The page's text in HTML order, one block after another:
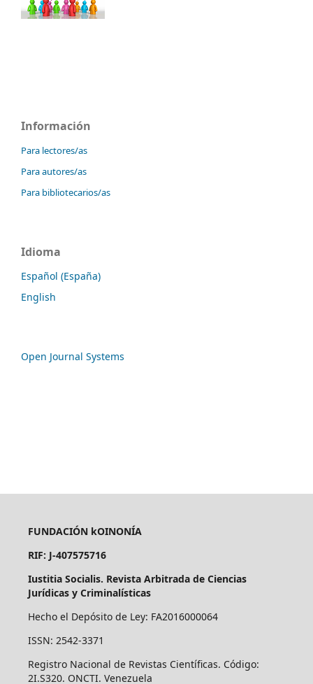
Información
Para lectores/as
Para autores/as
Para bibliotecarios/as
Idioma
Español (España)
English
Open Journal Systems
FUNDACIÓN kOINONÍA
RIF: J-407575716
Iustitia Socialis. Revista Arbitrada de Ciencias
Jurídicas y Criminalísticas
Hecho el Depósito de Ley: FA2016000064
ISSN: 2542-3371
Registro Nacional de Revistas Científicas. Código:
2I.S320. ONCTI. Venezuela